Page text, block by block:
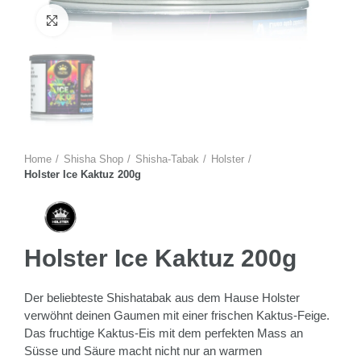
Zum Vergrössern anklicken
Home Shisha Shop Shisha-Tabak
Holster
Holster Ice Kaktuz 200g
Holster Ice Kaktuz 200g
Der beliebteste Shishatabak aus dem Hause Holster
verwöhnt deinen Gaumen mit einer frischen Kaktus-Feige.
Das fruchtige Kaktus-Eis mit dem perfekten Mass an
Süsse und Säure macht nicht nur an warmen